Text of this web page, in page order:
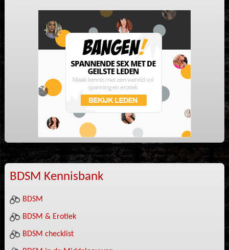
BDSM Kennisbank
BDSM
BDSM & Erotiek
BDSM checklist